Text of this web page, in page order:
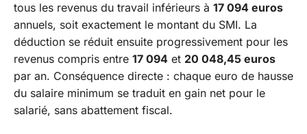
tous les revenus du travail inférieurs à 17 094 euros
annuels, soit exactement le montant du SMI. La
déduction se réduit ensuite progressivement pour les
revenus compris entre 17 094 et 20 048,45 euros
par an. Conséquence directe : chaque euro de hausse
du salaire minimum se traduit en gain net pour le
salarié, sans abattement fiscal.